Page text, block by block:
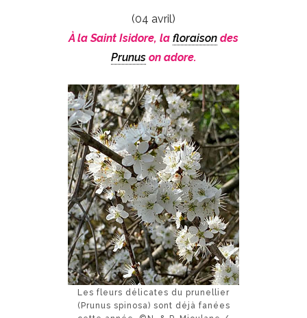
(04 avril)
À la Saint Isidore, la floraison des
Prunuson adore.
Les fleurs délicates du prunellier
(Prunus spinosa) sont déjà fanées